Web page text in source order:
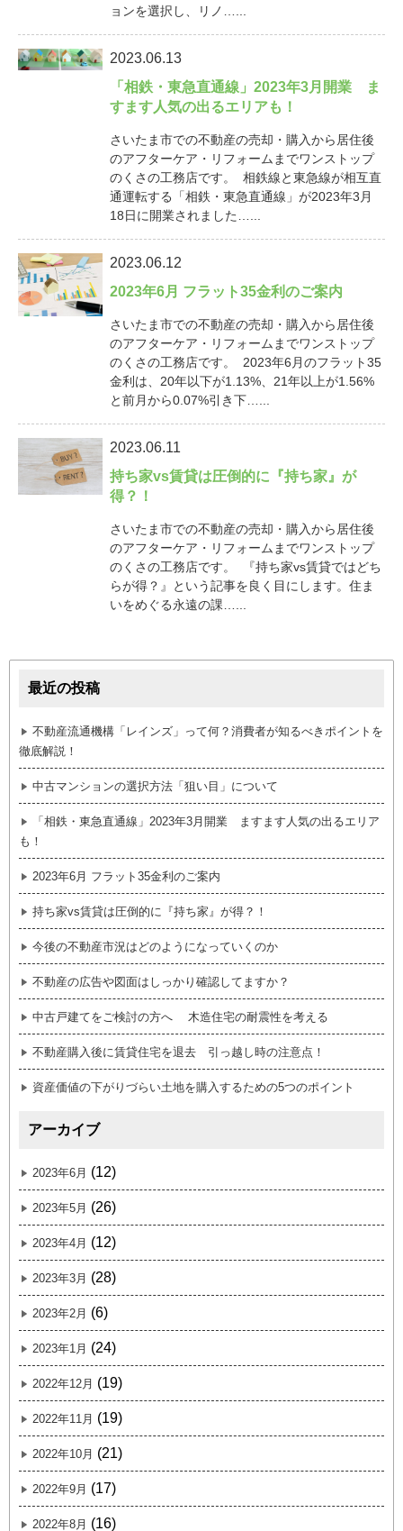
ョンを選択し、リノ…...
2023.06.13
「相鉄・東急直通線」2023年3月開業 ま
すます人気の出るエリアも！
さいたま市での不動産の売却・購入から居住後
のアフターケア・リフォームまでワンストップ
のくさの工務店です。 相鉄線と東急線が相互直
通運転する「相鉄・東急直通線」が2023年3月
18日に開業されました…...
2023.06.12
2023年6月 フラット35金利のご案内
さいたま市での不動産の売却・購入から居住後
のアフターケア・リフォームまでワンストップ
のくさの工務店です。 2023年6月のフラット35
金利は、20年以下が1.13%、21年以上が1.56%
と前月から0.07%引き下…...
2023.06.11
持ち家vs賃貸は圧倒的に『持ち家』が
得？！
さいたま市での不動産の売却・購入から居住後
のアフターケア・リフォームまでワンストップ
のくさの工務店です。 『持ち家vs賃貸ではどち
らが得？』という記事を良く目にします。住ま
いをめぐる永遠の課…...
最近の投稿
不動産流通機構「レインズ」って何？消費者が知るべきポイントを
徹底解説！
中古マンションの選択方法「狙い目」について
「相鉄・東急直通線」2023年3月開業 ますます人気の出るエリア
も！
2023年6月 フラット35金利のご案内
持ち家vs賃貸は圧倒的に『持ち家』が得？！
今後の不動産市況はどのようになっていくのか
不動産の広告や図面はしっかり確認してますか？
中古戸建てをご検討の方へ 木造住宅の耐震性を考える
不動産購入後に賃貸住宅を退去 引っ越し時の注意点！
資産価値の下がりづらい土地を購入するための5つのポイント
アーカイブ
2023年6月 (12)
2023年5月 (26)
2023年4月 (12)
2023年3月 (28)
2023年2月 (6)
2023年1月 (24)
2022年12月 (19)
2022年11月 (19)
2022年10月 (21)
2022年9月 (17)
2022年8月 (16)